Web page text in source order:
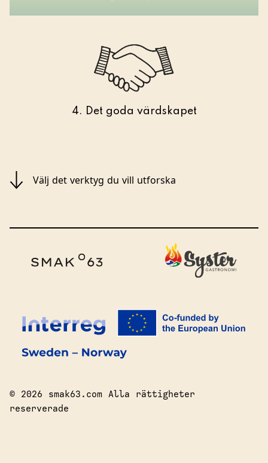
4. Det goda värdskapet
Välj det verktyg du vill utforska
© 2026 smak63.com Alla rättigheter
reserverade